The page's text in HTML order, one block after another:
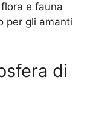
e fauna
per gli amanti
di